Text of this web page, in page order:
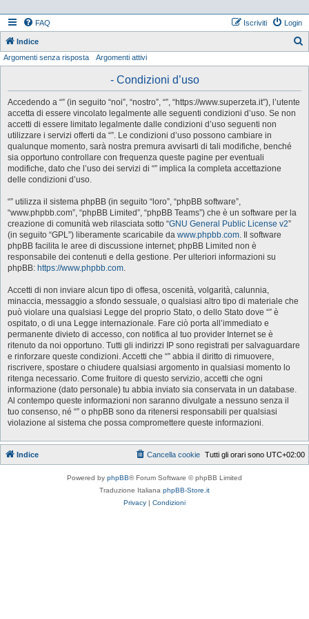
FAQ Login
Iscriviti
Indice
Argomenti senza risposta Argomenti attivi
- Condizioni d’uso
Accedendo a “” (in seguito “noi”, “nostro”, “”, “https://www.superzeta.it”), l’utente
accetta di essere vincolato legalmente alle seguenti condizioni d’uso. Se non
accetti di essere limitato legalmente dalle condizioni d’uso seguenti non
utilizzare i servizi offerti da “”. Le condizioni d’uso possono cambiare in
qualunque momento, sarà nostra premura avvisarti di tali modifiche, benché
sia opportuno controllare con frequenza queste pagine per eventuali
modifiche, dato che l’uso dei servizi di “” implica la completa accettazione
delle condizioni d’uso.
“” utilizza il sistema phpBB (in seguito “loro”, “phpBB software”,
“www.phpbb.com”, “phpBB Limited”, “phpBB Teams”) che è un software per la
creazione di comunità web rilasciata sotto “GNU General Public License v2”
(in seguito “GPL”) liberamente scaricabile da www.phpbb.com. Il software
phpBB facilita le aree di discussione internet; phpBB Limited non è
responsabile dei contenuti e della gestione. Per ulteriori informazioni su
phpBB: https://www.phpbb.com.
Accetti di non inviare alcun tipo di offesa, oscenità, volgarità, calunnia,
minaccia, messaggio a sfondo sessuale, o qualsiasi altro tipo di materiale che
può violare una qualsiasi Legge del proprio Stato, o dello Stato dove “” è
ospitato, o di una Legge internazionale. Fare ciò porta all’immediato e
permanente divieto di accesso, con notifica al tuo provider Internet se è
ritenuto da noi opportuno. Tutti gli indirizzi IP sono registrati per salvaguardare
e rinforzare queste condizioni. Accetti che “” abbia il diritto di rimuovere,
riscrivere, spostare o chiudere qualsiasi argomento in qualsiasi momento lo
ritenga necessario. Come fruitore di questo servizio, accetti che ogni
informazione (dato personale) tu abbia inviato sia conservata in un database.
Al contempo queste informazioni non saranno divulgate a nessuno senza il
tuo consenso, né “” o phpBB sono da ritenersi responsabili per qualsiasi
violazione al sistema che possa compromettere queste informazioni.
Indice Tutti gli orari sono UTC+02:00
Cancella cookie
Powered by phpBB® Forum Software © phpBB Limited
Traduzione Italiana phpBB-Store.it
Privacy | Condizioni